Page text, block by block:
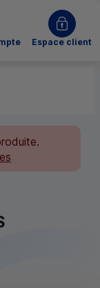
Mutuel
Espace client